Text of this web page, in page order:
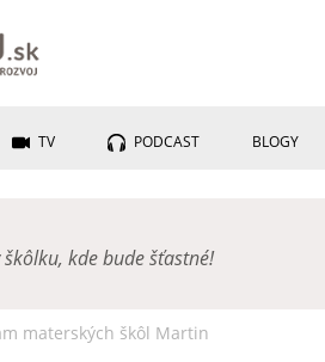
TV PODCAST BLOGY
kde bude šťastné!
materských škôl Martin